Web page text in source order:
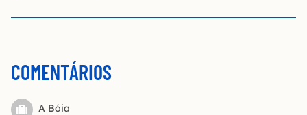
COMENTÁRIOS
A Bóia